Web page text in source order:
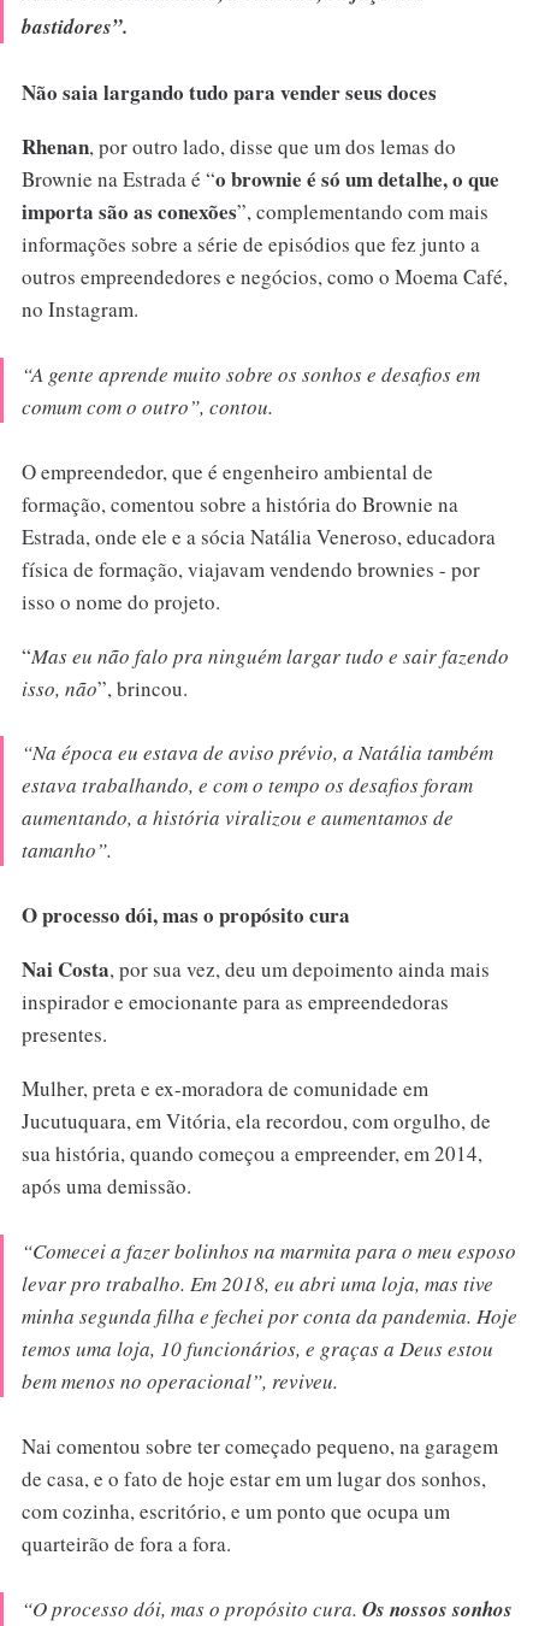
bastidores”.
Não saia largando tudo para vender seus doces
Rhenan, por outro lado, disse que um dos lemas do
Brownie na Estrada é “o brownie é só um detalhe, o que
importa são as conexões”, complementando com mais
informações sobre a série de episódios que fez junto a
outros empreendedores e negócios, como o Moema Café,
no Instagram.
“A gente aprende muito sobre os sonhos e desafios em
comum com o outro”, contou.
O empreendedor, que é engenheiro ambiental de
formação, comentou sobre a história do Brownie na
Estrada, onde ele e a sócia Natália Veneroso, educadora
física de formação, viajavam vendendo brownies - por
isso o nome do projeto.
“Mas eu não falo pra ninguém largar tudo e sair fazendo
isso, não”, brincou.
“Na época eu estava de aviso prévio, a Natália também
estava trabalhando, e com o tempo os desafios foram
aumentando, a história viralizou e aumentamos de
tamanho”.
O processo dói, mas o propósito cura
Nai Costa, por sua vez, deu um depoimento ainda mais
inspirador e emocionante para as empreendedoras
presentes.
Mulher, preta e ex-moradora de comunidade em
Jucutuquara, em Vitória, ela recordou, com orgulho, de
sua história, quando começou a empreender, em 2014,
após uma demissão.
“Comecei a fazer bolinhos na marmita para o meu esposo
levar pro trabalho. Em 2018, eu abri uma loja, mas tive
minha segunda filha e fechei por conta da pandemia. Hoje
temos uma loja, 10 funcionários, e graças a Deus estou
bem menos no operacional”, reviveu.
Nai comentou sobre ter começado pequeno, na garagem
de casa, e o fato de hoje estar em um lugar dos sonhos,
com cozinha, escritório, e um ponto que ocupa um
quarteirão de fora a fora.
“O processo dói, mas o propósito cura. Os nossos sonhos